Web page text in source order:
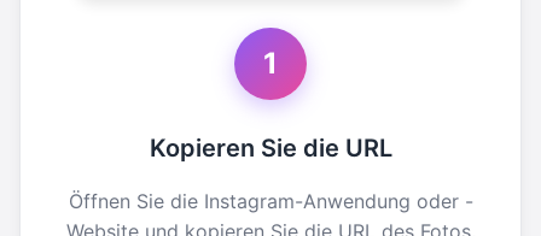
1
Kopieren Sie die URL
Öffnen Sie die Instagram-Anwendung oder -